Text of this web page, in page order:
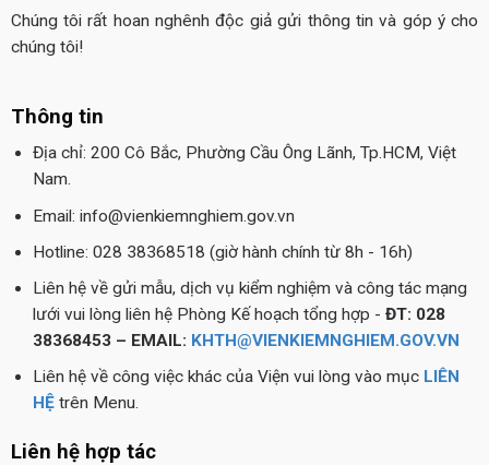
Chúng tôi rất hoan nghênh độc giả gửi thông tin và góp ý cho
chúng tôi!
Thông tin
Địa chỉ: 200 Cô Bắc, Phường Cầu Ông Lãnh, Tp.HCM, Việt
Nam.
Email: info@vienkiemnghiem.gov.vn
Hotline: 028 38368518 (giờ hành chính từ 8h - 16h)
Liên hệ về gửi mẫu, dịch vụ kiểm nghiệm và công tác mạng
lưới vui lòng liên hệ Phòng Kế hoạch tổng hợp - ĐT: 028
38368453 – EMAIL: KHTH@VIENKIEMNGHIEM.GOV.VN
Liên hệ về công việc khác của Viện vui lòng vào mục LIÊN
HỆtrên Menu.
Liên hệ hợp tác